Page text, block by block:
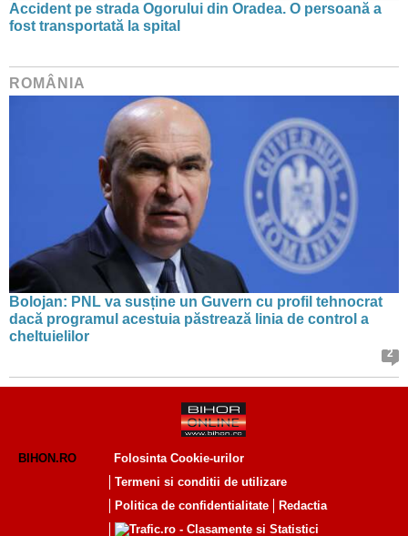
Accident pe strada Ogorului din Oradea. O persoană a
fost transportată la spital
ROMÂNIA
Bolojan: PNL va susține un Guvern cu profil tehnocrat
dacă programul acestuia păstrează linia de control a
cheltuielilor
2
BIHON.RO
Folosinta Cookie-urilor
Termeni si conditii de utilizare
Politica de confidentialitate
Redactia